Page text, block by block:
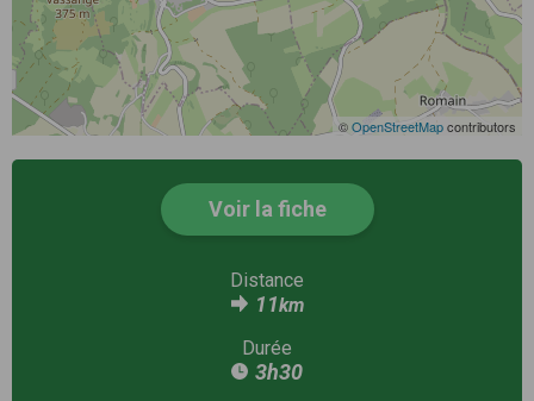
©OpenStreetMapcontributors
Voir la fiche
Distance
11km
Durée
3h30